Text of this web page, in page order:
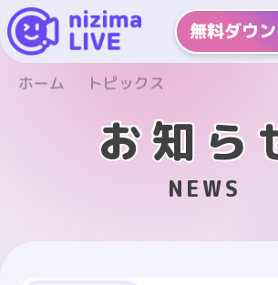
無料ダウ
ホーム トピックス
お知ら
NEWS